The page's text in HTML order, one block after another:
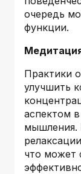
очередь
функции.
Практики
улучшить
аспектом
мышления.
что может